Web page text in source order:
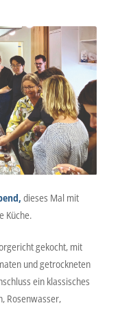
dieses Mal mit
Küche.
gekocht, mit
und getrockneten
ein klassisches
Rosenwasser,